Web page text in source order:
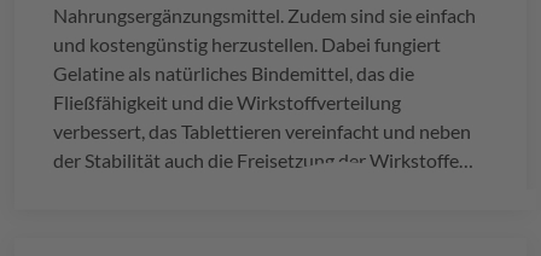
Nahrungsergänzungsmittel. Zudem sind sie einfach
und kostengünstig herzustellen. Dabei fungiert
Gelatine als natürliches Bindemittel, das die
Fließfähigkeit und die Wirkstoffverteilung
verbessert, das Tablettieren vereinfacht und neben
der Stabilität auch die Freisetzung der Wirkstoffe